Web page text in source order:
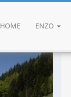
HOME ENZO